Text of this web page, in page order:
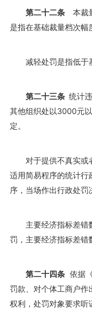
第二十二条 本裁
是指在基础裁量档次幅
减轻处罚是指低于基
第二十三条 统计
其他组织处以3000元
定。
对于提供不真实或者
适用简易程序的统计行
序，当场作出行政处罚
主要经济指标差错数
罚，主要经济指标差
第二十四条 依据
罚款、对个体工商户
权利，处罚对象要求听